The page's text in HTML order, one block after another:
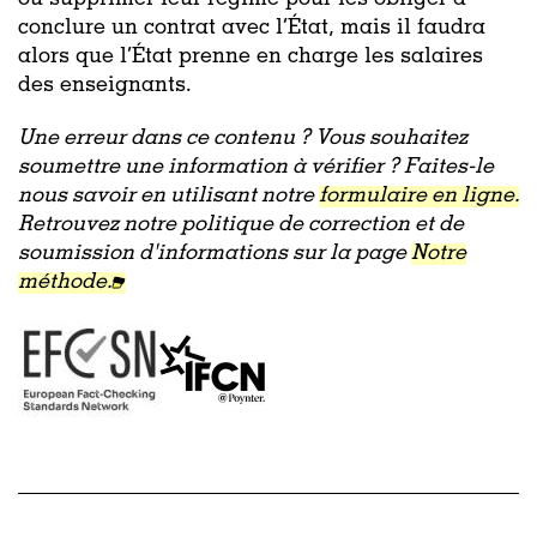
conclure un contrat avec l’État, mais il faudra
alors que l’État prenne en charge les salaires
des enseignants.
Une erreur dans ce contenu ? Vous souhaitez
soumettre une information à vérifier ? Faites-le
nous savoir en utilisant notreformulaire en ligne.
Retrouvez notre politique de correction et de
soumission d'informations sur la pageNotre
méthode.